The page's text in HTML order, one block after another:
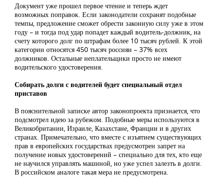
Документ уже прошел первое чтение и теперь ждет
возможных поправок. Если законодатели сохранят подобные
темпы, предложение сможет обрести законную силу уже в этом
году – и тогда под удар попадет каждый водитель-должник, на
счету которого долг по штрафам более 10 тысяч рублей. К этой
категории относятся 450 тысяч россиян – 37% всех
должников. Остальные неплательщики просто не имеют
водительского удостоверения.
Собирать долги с водителей будет специальный отдел
приставов
В пояснительной записке автор законопроекта признается, что
подсмотрел идею за рубежом. Подобные меры используются в
Великобритании, Израиле, Казахстане, Франции и в других
странах. Примечательно, что вместе с изъятием существующих
прав в европейских государствах предусмотрен запрет на
получение новых удостоверений – специально для тех, кто еще
не научился управлять машиной, но уже успел залезть в долги.
В российском аналоге такая мера не предусмотрена.